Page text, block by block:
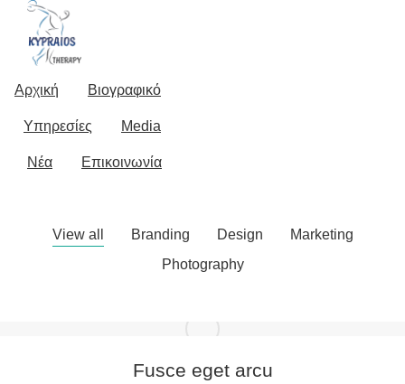
Αρχική Βιογραφικό
Υπηρεσίες Media
Νέα Επικοινωνία
Portfolio grid
View all Branding Design
Marketing
Photography
Fusce eget arcu